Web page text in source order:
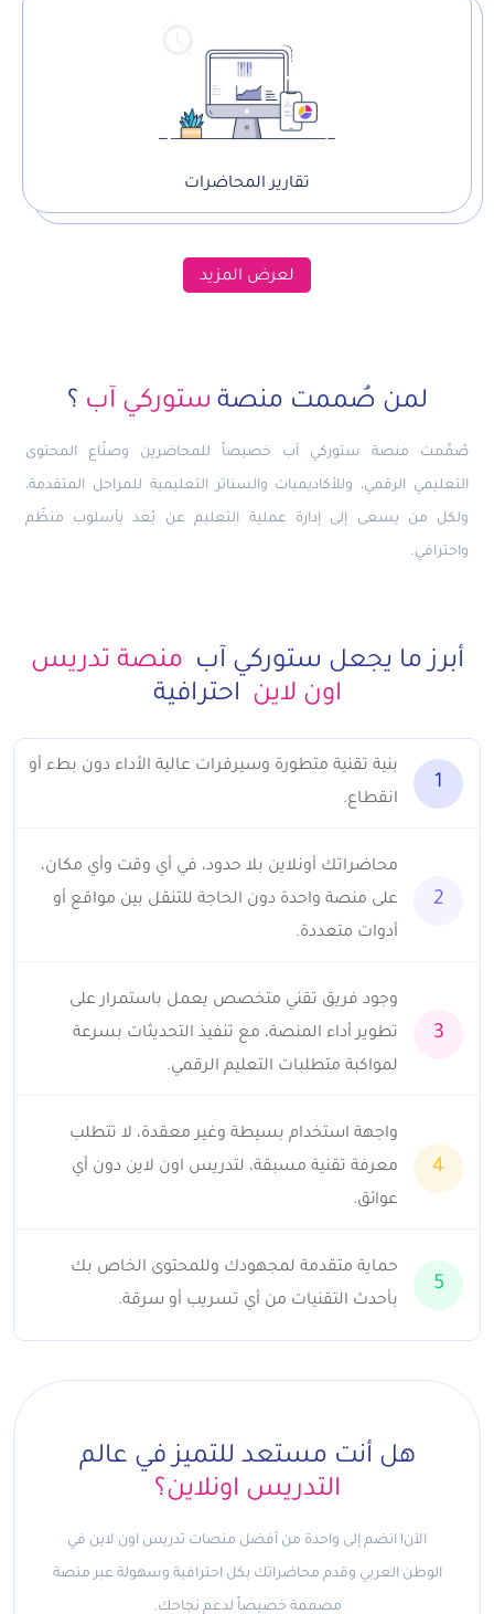
تقارير المحاضرات
لعرض المزيد
لمن صُممت منصة ستوركي آب ؟
صُمِّمت منصة ستوركي آب خصيصاً للمحاضرين وصنّاع المحتوى
التعليمي الرقمي، وللأكاديميات والسناتر التعليمية للمراحل المتقدمة،
ولكل من يسعى إلى إدارة عملية التعليم عن بُعد بأسلوب منظّم
واحترافي.
أبرز ما يجعل ستوركي آب منصة تدريس
اون لاين احترافية
1
بنية تقنية متطورة وسيرفرات عالية الأداء دون بطء أو
انقطاع.
2
محاضراتك أونلاين بلا حدود، في أي وقت وأي مكان،
على منصة واحدة دون الحاجة للتنقل بين مواقع أو
أدوات متعددة.
3
وجود فريق تقني متخصص يعمل باستمرار على
تطوير أداء المنصة، مع تنفيذ التحديثات بسرعة
لمواكبة متطلبات التعليم الرقمي.
4
واجهة استخدام بسيطة وغير معقدة، لا تتطلب
معرفة تقنية مسبقة، لتدريس اون لاين دون أي
عوائق.
5
حماية متقدمة لمجهودك وللمحتوى الخاص بك
بأحدث التقنيات من أي تسريب أو سرقة.
هل أنت مستعد للتميز في عالم
التدريس اونلاين؟
الآن! انضم إلى واحدة من أفضل منصات تدريس اون لاين في
الوطن العربي وقدم محاضراتك بكل احترافية وسهولة عبر منصة
مصممة خصيصاً لدعم نجاحك.